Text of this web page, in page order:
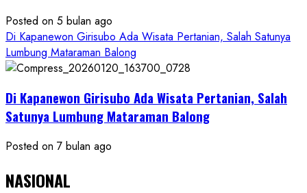
Posted on 5 bulan ago
Di Kapanewon Girisubo Ada Wisata Pertanian, Salah Satunya
Lumbung Mataraman Balong
Di Kapanewon Girisubo Ada Wisata Pertanian, Salah
Satunya Lumbung Mataraman Balong
Posted on 7 bulan ago
NASIONAL